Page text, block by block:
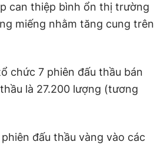
can thiệp bình ổn thị trường
miếng nhằm tăng cung trên
chức 7 phiên đấu thầu bán
là 27.200 lượng (tương
đấu thầu vàng vào các